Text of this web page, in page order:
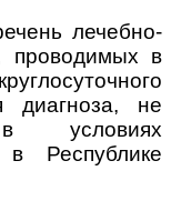
лечебно-
проводимых в
диагноза, не
условиях
в Республике